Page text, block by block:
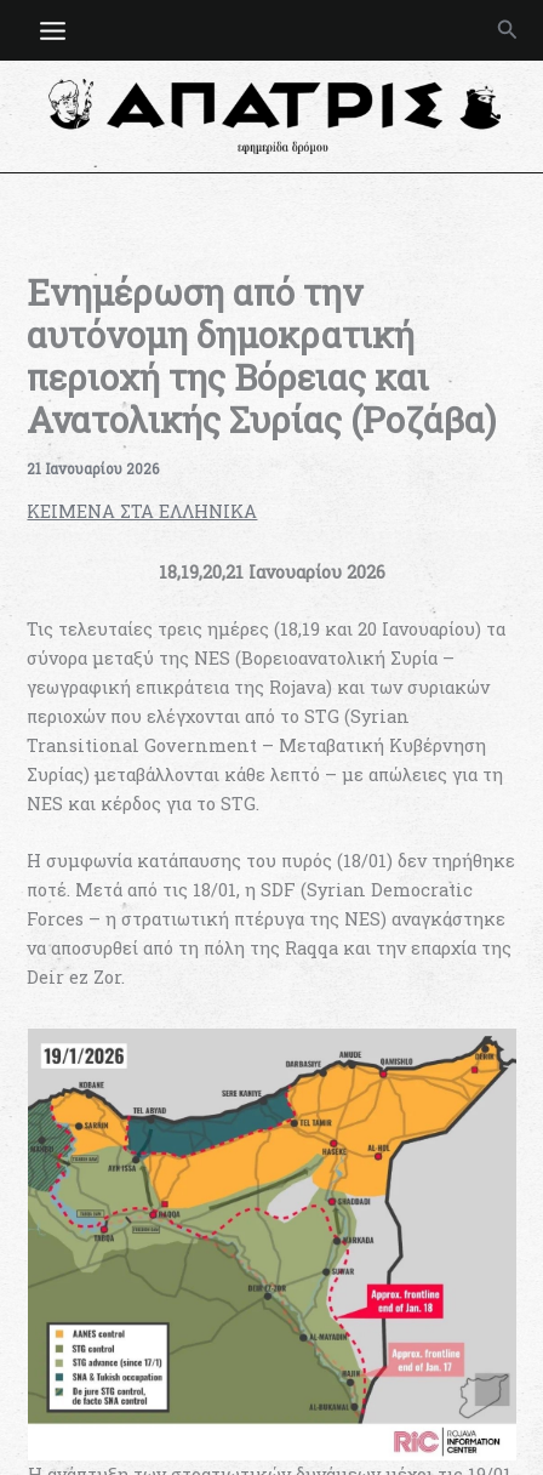
Ενημέρωση από την
αυτόνομη δημοκρατική
περιοχή της Βόρειας και
Ανατολικής Συρίας (Ροζάβα)
21 Ιανουαρίου 2026
KEIMENA ΣΤΑ ΕΛΛΗΝΙΚΑ
18,19,20,21 Ιανουαρίου 2026
Τις τελευταίες τρεις ημέρες (18,19 και 20 Ιανουαρίου) τα
σύνορα μεταξύ της NES (Βορειοανατολική Συρία –
γεωγραφική επικράτεια της Rojava) και των συριακών
περιοχών που ελέγχονται από το STG (Syrian
Transitional Government – Μεταβατική Κυβέρνηση
Συρίας) μεταβάλλονται κάθε λεπτό – με απώλειες για τη
NES και κέρδος για το STG.
Η συμφωνία κατάπαυσης του πυρός (18/01) δεν τηρήθηκε
ποτέ. Μετά από τις 18/01, η SDF (Syrian Democratic
Forces – η στρατιωτική πτέρυγα της NES) αναγκάστηκε
να αποσυρθεί από τη πόλη της Raqqa και την επαρχία της
Deir ez Zor.